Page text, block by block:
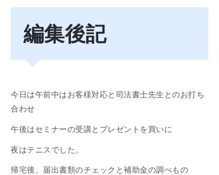
編集後記
今日は午前中はお客様対応と司法書士先生とのお打ち
合わせ
午後はセミナーの受講とプレゼントを買いに
夜はテニスでした。
帰宅後、届出書類のチェックと補助金の調べもの